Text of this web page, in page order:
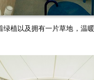
植以及拥有一片草地，温